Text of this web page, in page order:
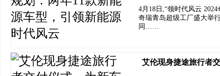
4月18日,“领时代风云
奇瑞青岛超级工厂盛大举
同……
艾伦现身捷途旅行者